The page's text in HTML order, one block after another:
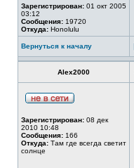
Зарегистрирован: 01 окт 2005
03:12
Сообщения: 19720
Откуда: Honolulu
Вернуться к началу
Alex2000
Зарегистрирован: 08 дек
2010 10:48
Сообщения: 166
Откуда: Там где всегда светит
солнце